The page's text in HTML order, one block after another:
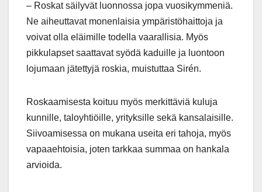
– Roskat säilyvät luonnossa jopa vuosikymmeniä.
Ne aiheuttavat monenlaisia ympäristöhaittoja ja
voivat olla eläimille todella vaarallisia. Myös
pikkulapset saattavat syödä kaduille ja luontoon
lojumaan jätettyjä roskia, muistuttaa Sirén.
Roskaamisesta koituu myös merkittäviä kuluja
kunnille, taloyhtiöille, yrityksille sekä kansalaisille.
Siivoamisessa on mukana useita eri tahoja, myös
vapaaehtoisia, joten tarkkaa summaa on hankala
arvioida.